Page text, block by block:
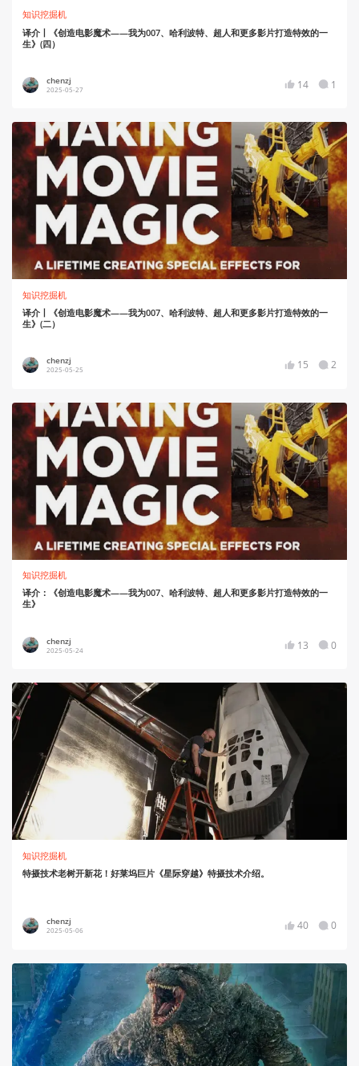
知识挖掘机
译介丨《创造电影魔术——我为007、哈利波特、超人和更多影片打造特效的一
生》(四）
chenzj
2025-05-27 14 1
知识挖掘机
译介丨《创造电影魔术——我为007、哈利波特、超人和更多影片打造特效的一
生》(二）
chenzj
2025-05-25 15 2
知识挖掘机
译介：《创造电影魔术——我为007、哈利波特、超人和更多影片打造特效的一
生》
chenzj
2025-05-24 13 0
知识挖掘机
特摄技术老树开新花！好莱坞巨片《星际穿越》特摄技术介绍。
chenzj
2025-05-06 40 0